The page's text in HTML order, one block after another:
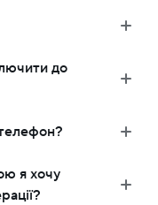
до
я хочу